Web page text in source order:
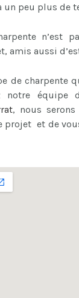
un peu plus de
n’est
amis aussi
de charpente
notre équipe
, nous
projet et de